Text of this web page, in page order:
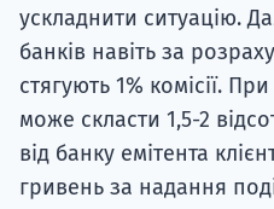
ускладнити ситуацію.
банків навіть за
стягують 1% комісії.
може скласти 1,5-2
від банку емітента
гривень за надання